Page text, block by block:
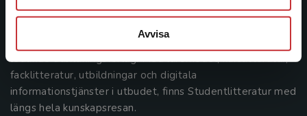
Avvisa
Studentlitteratur
ledande utbildningsförlag. Med läromedel, kurslitteratur,
facklitteratur, utbildningar och digitala
informationstjänster i utbudet, finns Studentlitteratur med
längs hela kunskapsresan.